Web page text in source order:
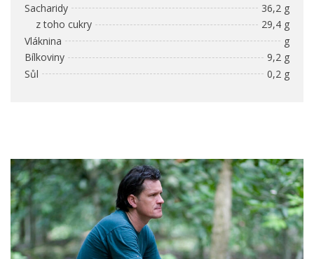
Sacharidy
36,2 g
z toho cukry
29,4 g
Vláknina
g
Bílkoviny
9,2 g
Sůl
0,2 g